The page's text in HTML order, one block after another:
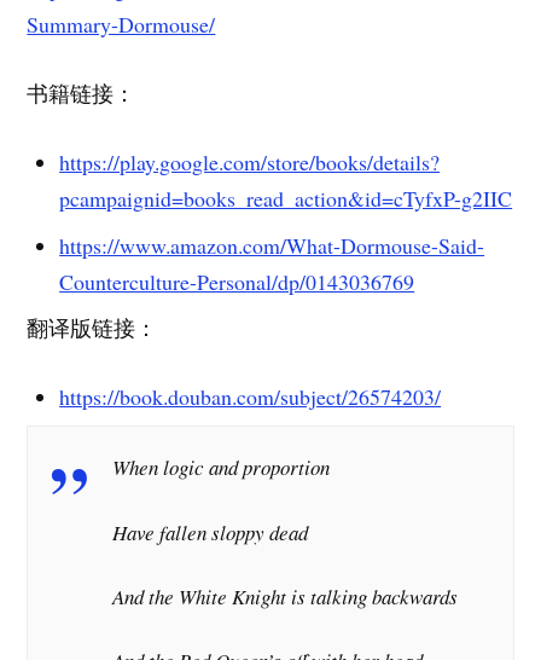
Summary-Dormouse/
书籍链接：
https://play.google.com/store/books/details?
pcampaignid=books_read_action&id=cTyfxP-g2IIC
https://www.amazon.com/What-Dormouse-Said-
Counterculture-Personal/dp/0143036769
翻译版链接：
https://book.douban.com/subject/26574203/
When logic and proportion
Have fallen sloppy dead
And the White Knight is talking backwards